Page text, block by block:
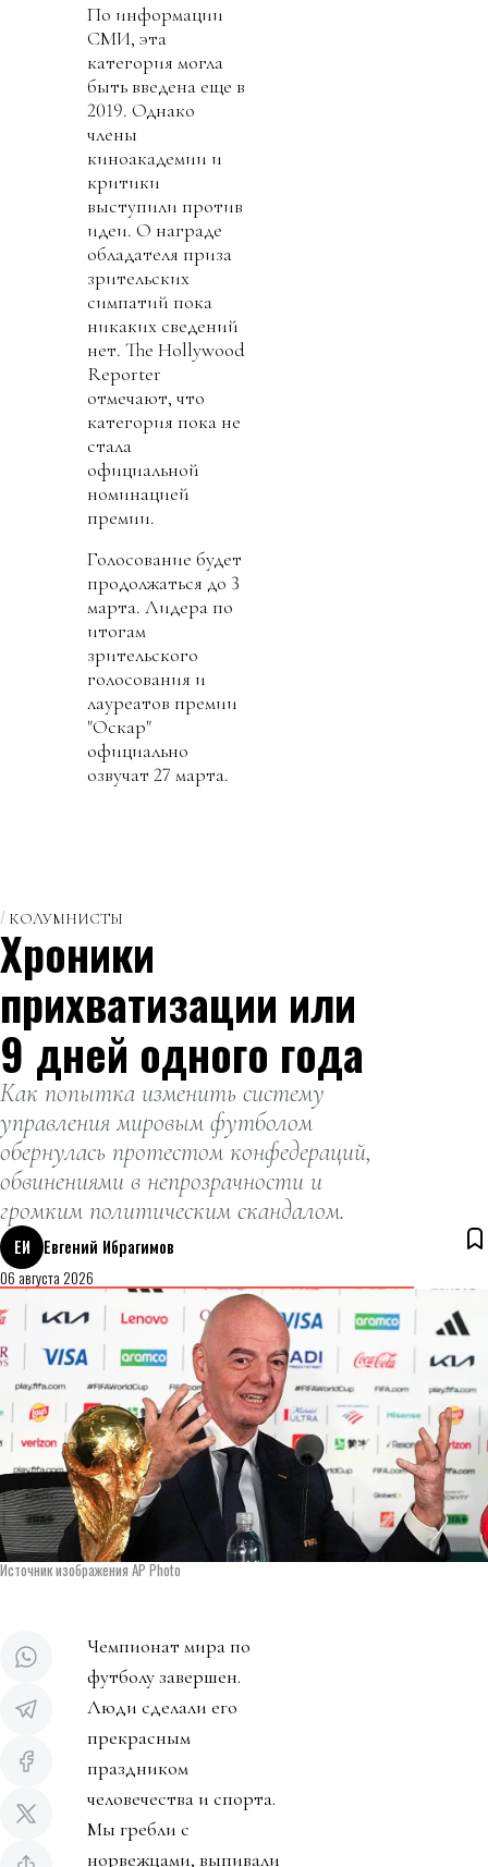
По информации
СМИ, эта
категория могла
быть введена еще в
2019. Однако
члены
киноакадемии и
критики
выступили против
идеи. О награде
обладателя приза
зрительских
симпатий пока
никаких сведений
нет. The Hollywood
Reporter
отмечают, что
категория пока не
стала
официальной
номинацией
премии.
Голосование будет
продолжаться до 3
марта. Лидера по
итогам
зрительского
голосования и
лауреатов премии
"Оскар"
официально
озвучат 27 марта.
КОЛУМНИСТЫ
Хроники
прихватизации или
9 дней одного года
Как попытка изменить систему
управления мировым футболом
обернулась протестом конфедераций,
обвинениями в непрозрачности и
громким политическим скандалом.
ЕИ
Евгений Ибрагимов
06 августа 2026
Источник изображения AP Photo
Чемпионат мира по
футболу завершен.
Люди сделали его
прекрасным
праздником
человечества и спорта.
Мы гребли с
норвежцами, выпивали